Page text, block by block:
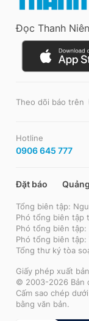
Đọc Thanh
Theo dõi báo trên
Hotline
0906 645 777
Đặt báo
Tổng biên tập:
Phó tổng biên tập
Phó tổng biên tập:
Phó tổng biên tập:
Tổng thư ký tòa
Giấy phép xuất
© 2003-2026 Bản
Cấm sao chép
bằng văn bản.